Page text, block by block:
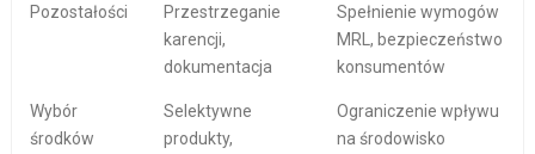
Pozostałości
Przestrzeganie
karencji,
dokumentacja
Spełnienie wymogów
MRL, bezpieczeństwo
konsumentów
Wybór
środków
Selektywne
produkty,
Ograniczenie wpływu
na środowisko